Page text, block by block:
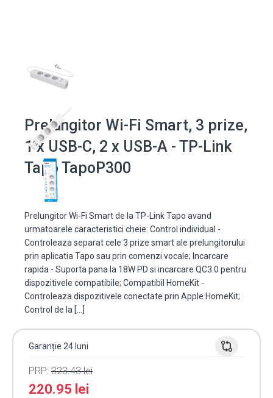
Prelungitor Wi-Fi Smart, 3 prize,
1 x USB-C, 2 x USB-A - TP-Link
Tapo TapoP300
Prelungitor Wi-Fi Smart de la TP-Link Tapo avand
urmatoarele caracteristici cheie: Control individual -
Controleaza separat cele 3 prize smart ale prelungitorului
prin aplicatia Tapo sau prin comenzi vocale; Incarcare
rapida - Suporta pana la 18W PD si incarcare QC3.0 pentru
dispozitivele compatibile; Compatibil HomeKit -
Controleaza dispozitivele conectate prin Apple HomeKit;
Control de la […]
Garanție 24 luni
PRP: 323.43lei
220.95 lei